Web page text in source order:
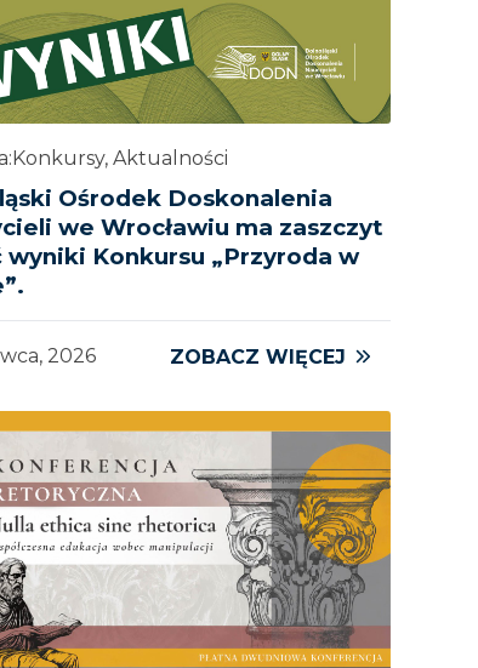
Konkursy, Aktualności
Ośrodek Doskonalenia
we Wrocławiu ma zaszczyt
wyniki Konkursu „Przyroda w
2026 ZOBACZ WIĘCEJ